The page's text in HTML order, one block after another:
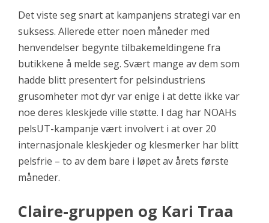
Det viste seg snart at kampanjens strategi var en
suksess. Allerede etter noen måneder med
henvendelser begynte tilbakemeldingene fra
butikkene å melde seg. Svært mange av dem som
hadde blitt presentert for pelsindustriens
grusomheter mot dyr var enige i at dette ikke var
noe deres kleskjede ville støtte. I dag har NOAHs
pelsUT-kampanje vært involvert i at over 20
internasjonale kleskjeder og klesmerker har blitt
pelsfrie – to av dem bare i løpet av årets første
måneder.
Claire-gruppen og Kari Traa